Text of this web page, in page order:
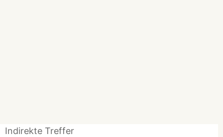
Indirekte Treffer